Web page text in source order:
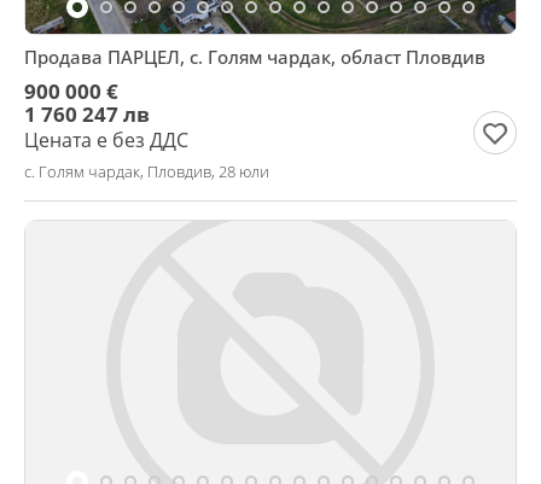
Продава ПАРЦЕЛ, с. Голям чардак, област Пловдив
900 000 €
1 760 247 лв
Цената е без ДДС
с. Голям чардак, Пловдив, 28 юли